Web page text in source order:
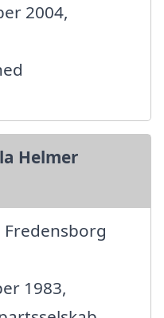
2004,
Helmer
Fredensborg
1983,